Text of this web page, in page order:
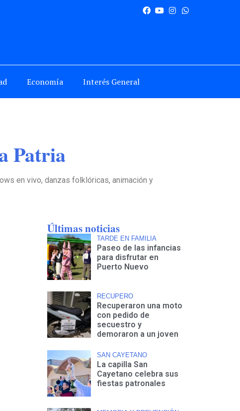
Economía Interés General
Patria
en vivo, danzas folklóricas, animación y
Últimas noticias
TARDE EN FAMILIA
Paseo de las infancias
para disfrutar en
Puerto Nuevo
RECUPERO
Recuperaron una moto
con pedido de
secuestro y
demoraron a un joven
SAN CAYETANO
La capilla San
Cayetano celebra sus
fiestas patronales